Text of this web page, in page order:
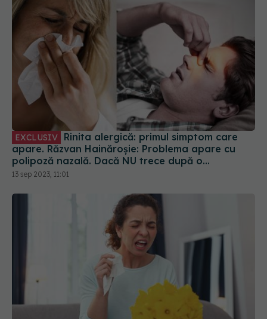
EXCLUSIV
apare. Răzvan Hainăroșie: Problema apare cu
polipoză nazală. Dacă NU trece după o
săptămână, mergi la medic
13 sep 2023, 11:01